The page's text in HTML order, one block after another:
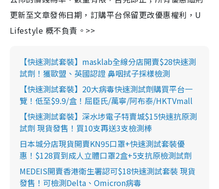
更新至文章發佈日期，訂購平台保留更改優惠權利，U
Lifestyle 概不負責。>>
【快速測試套裝】masklab全線分店開賣$28快速測
試劑！獲歐盟、英國認證 鼻咽拭子採樣檢測
【快速測試套裝】20大病毒快速測試劑購買平台一
覽！低至$9.9/盒！屈臣氏/萬寧/阿布泰/HKTVmall
【快速測試套裝】深水埗電子特賣城$15快速抗原測
試劑 現貨發售！買10支再送3支檢測棒
日本城分店現貨開賣KN95口罩+快速測試套裝優
惠！$128買到成人立體口罩2盒+5支抗原檢測試劑
MEDEIS開賣香港衛生署認可$18快速測試套裝 現貨
發售！可檢測Delta、Omicron病毒